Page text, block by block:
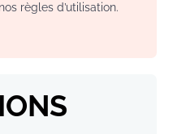
règles d’utilisation.